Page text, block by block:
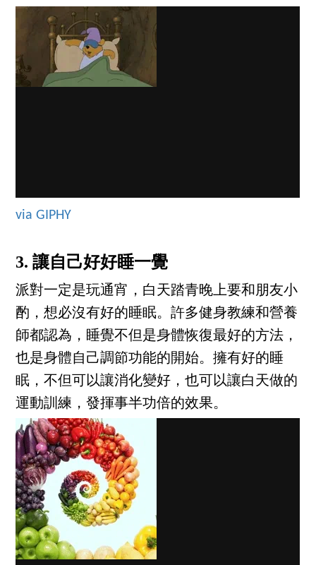
via GIPHY
3. 讓自己好好睡一覺
派對一定是玩通宵，白天踏青晚上要和朋友小
酌，想必沒有好的睡眠。許多健身教練和營養
師都認為，睡覺不但是身體恢復最好的方法，
也是身體自己調節功能的開始。擁有好的睡
眠，不但可以讓消化變好，也可以讓白天做的
運動訓練，發揮事半功倍的效果。